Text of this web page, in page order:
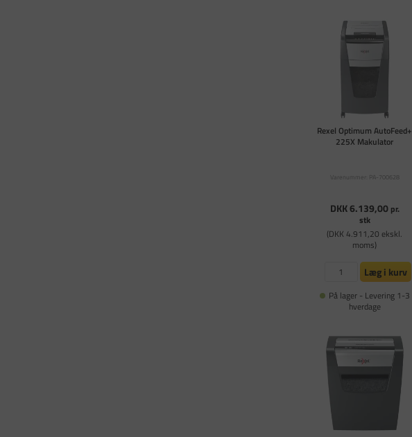
Rexel Optimum AutoFeed+
225X Makulator
Varenummer: PA-700628
DKK 6.139,00pr.
stk
(DKK 4.911,20 ekskl.
moms)
Læg i kurv
På lager - Levering 1-3
hverdage